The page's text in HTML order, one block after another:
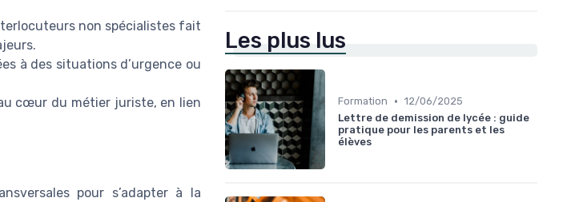
non spécialistes fait
à des situations d’urgence ou
cœur du métier juriste, en lien
pour s’adapter à la
Les plus lus
Formation • 12/06/2025
Lettre de demission de lycée : guide
pratique pour les parents et les
élèves